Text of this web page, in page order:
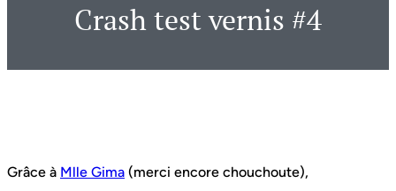
Crash test vernis #4
Grâce à Mlle Gima (merci encore chouchoute),